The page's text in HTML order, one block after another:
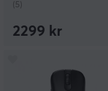
(5)
2299 kr